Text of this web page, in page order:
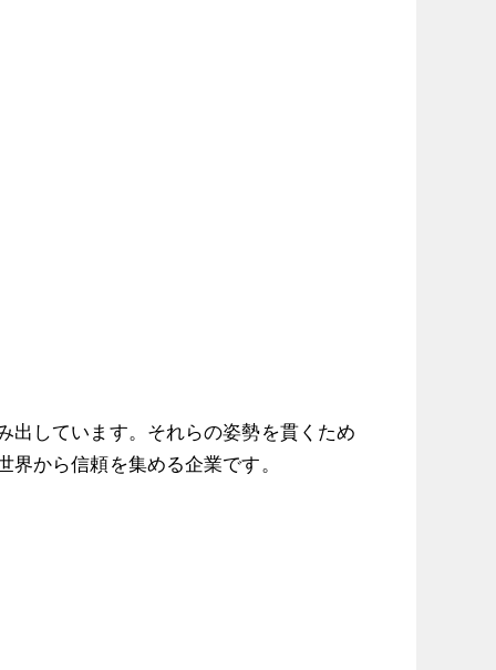
出しています。それらの姿勢を貫くため
から信頼を集める企業です。